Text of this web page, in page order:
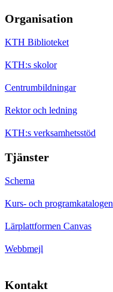
Organisation
KTH Biblioteket
KTH:s skolor
Centrumbildningar
Rektor och ledning
KTH:s verksamhetsstöd
Tjänster
Schema
Kurs- och programkatalogen
Lärplattformen Canvas
Webbmejl
Kontakt